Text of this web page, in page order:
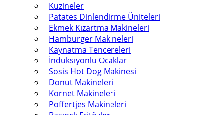
Kuzineler
Patates Dinlendirme Üniteleri
Ekmek Kızartma Makineleri
Hamburger Makineleri
Kaynatma Tencereleri
İndüksiyonlu Ocaklar
Sosis Hot Dog Makinesi
Donut Makineleri
Kornet Makineleri
Poffertjes Makineleri